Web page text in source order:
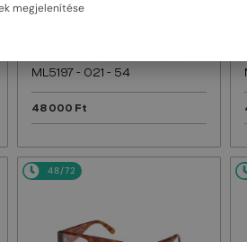
EGYFÓKUSZÚ LENCSÉVEL PLUSZ 25
ML5197 - 021 - 54
48 000 Ft
48/72
megjelenítése